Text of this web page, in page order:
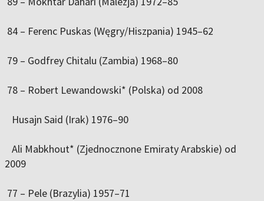
84 – Ferenc Puskas (Węgry/Hiszpania) 1945–62
79 – Godfrey Chitalu (Zambia) 1968–80
78 – Robert Lewandowski* (Polska) od 2008
Husajn Said (Irak) 1976–90
Ali Mabkhout* (Zjednocznone Emiraty Arabskie) od
2009
77 – Pele (Brazylia) 1957–71